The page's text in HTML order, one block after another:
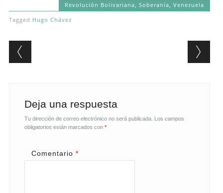
Revolución Bolivariana Soberanía Venezuela
Tagged Hugo Chávez
Post navigation
Deja una respuesta
Tu dirección de correo electrónico no será publicada. Los campos
obligatorios están marcados con *
Comentario *